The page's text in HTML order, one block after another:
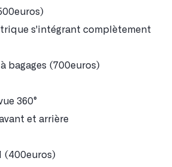
s'intégrant complètement
bagages (700euros)
360°
et arrière
(400euros)